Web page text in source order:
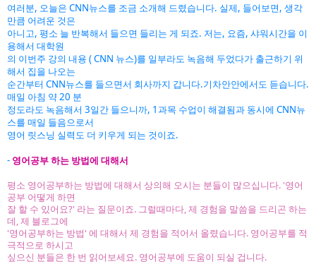
여러분, 오늘은 CNN뉴스를 조금 소개해 드렸습니다. 실제, 들어보면, 생각
만큼 어려운 것은
아니고, 평소 늘 반복해서 들으면 들리는 게 되죠. 저는, 요즘, 샤워시간을 이
용해서 대학원
의 이번주 강의 내용 ( CNN 뉴스)를 일부라도 녹음해 두었다가 출근하기 위
해서 집을 나오는
순간부터 CNN뉴스를 들으면서 회사까지 갑니다.기차안안에서도 듣습니다.
매일 아침 약 20 분
정도라도 녹음해서 3일간 들으니까, 1과목 수업이 해결됨과 동시에 CNN뉴
스를 매일 들음으로서
영어 릿스닝 실력도 더 키우게 되는 것이죠.
- 영어공부 하는 방법에 대해서
평소 영어공부하는 방법에 대해서 상의해 오시는 분들이 많으십니다. '영어
공부 어떻게 하면
잘 할 수 있어요?' 라는 질문이죠. 그럴때마다, 제 경험을 말씀을 드리곤 하는
데, 제 블로그에
'영어공부하는 방법' 에 대해서 제 경험을 적어서 올렸습니다. 영어공부를 적
극적으로 하시고
싶으신 분들은 한 번 읽어보세요. 영어공부에 도움이 되실 겁니다.